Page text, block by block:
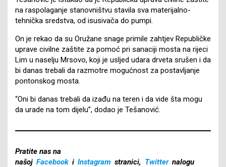
na raspolaganje stanovništvu stavila sva materijalno-
tehnička sredstva, od isusivača do pumpi.
On je rekao da su Oružane snage primile zahtjev Republičke
uprave civilne zaštite za pomoć pri sanaciji mosta na rijeci
Lim u naselju Mrsovo, koji je usljed udara drveta srušen i da
bi danas trebali da razmotre mogućnost za postavljanje
pontonskog mosta.
“Oni bi danas trebali da izađu na teren i da vide šta mogu
da urade na tom dijelu”, dodao je Tešanović.
Pratite nas na
našoj Facebook i Instagram stranici, Twitter nalogu